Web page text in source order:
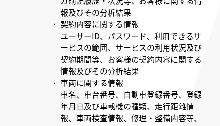
報及びその分析結果
・ 契約内容に関する情報
ユーザーID、パスワード、利用できるサ
ービスの範囲、サービスの利用状況及び
契約期間等、お客様の契約内容に関する
情報及びその分析結果
・ 車両に関する情報
車名、車台番号、自動車登録番号、登録
年月日及び車載機の種類、走行距離情
報、車両検査情報、修理・整備内容等、